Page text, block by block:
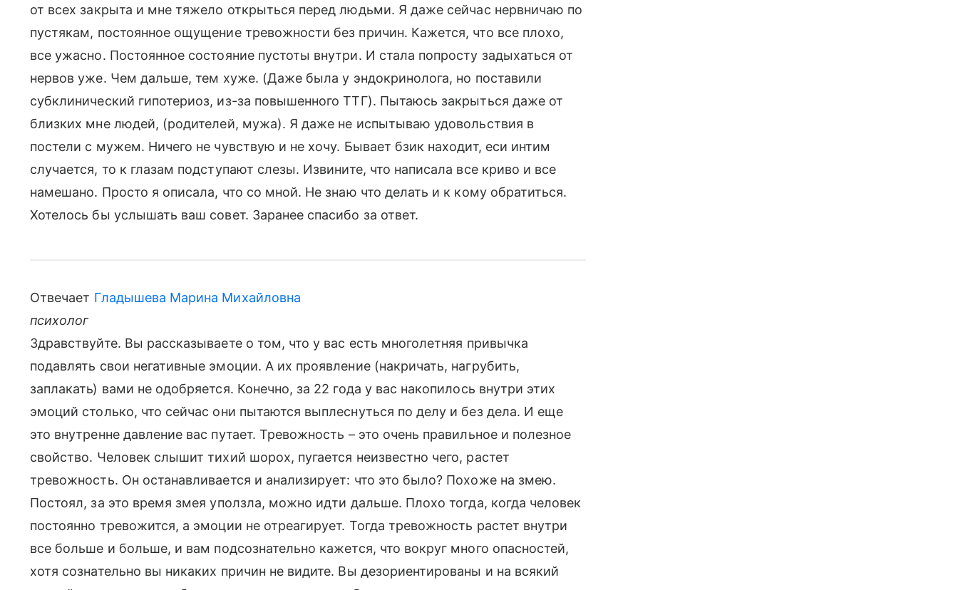
от всех закрыта и мне тяжело открыться перед людьми. Я даже сейчас нервничаю по
пустякам, постоянное ощущение тревожности без причин. Кажется, что все плохо,
все ужасно. Постоянное состояние пустоты внутри. И стала попросту задыхаться от
нервов уже. Чем дальше, тем хуже. (Даже была у эндокринолога, но поставили
субклинический гипотериоз, из-за повышенного ТТГ). Пытаюсь закрыться даже от
близких мне людей, (родителей, мужа). Я даже не испытываю удовольствия в
постели с мужем. Ничего не чувствую и не хочу. Бывает бзик находит, еси интим
случается, то к глазам подступают слезы. Извините, что написала все криво и все
намешано. Просто я описала, что со мной. Не знаю что делать и к кому обратиться.
Хотелось бы услышать ваш совет. Заранее спасибо за ответ.
Отвечает Гладышева Марина Михайловна
психолог
Здравствуйте. Вы рассказываете о том, что у вас есть многолетняя привычка
подавлять свои негативные эмоции. А их проявление (накричать, нагрубить,
заплакать) вами не одобряется. Конечно, за 22 года у вас накопилось внутри этих
эмоций столько, что сейчас они пытаются выплеснуться по делу и без дела. И еще
это внутренне давление вас путает. Тревожность – это очень правильное и полезное
свойство. Человек слышит тихий шорох, пугается неизвестно чего, растет
тревожность. Он останавливается и анализирует: что это было? Похоже на змею.
Постоял, за это время змея уползла, можно идти дальше. Плохо тогда, когда человек
постоянно тревожится, а эмоции не отреагирует. Тогда тревожность растет внутри
все больше и больше, и вам подсознательно кажется, что вокруг много опасностей,
хотя сознательно вы никаких причин не видите. Вы дезориентированы и на всякий